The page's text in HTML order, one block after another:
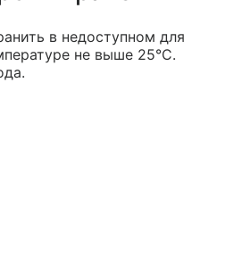
в недоступном для
не выше 25°С.